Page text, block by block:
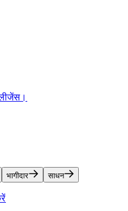
भागीदार​​ साधन​​